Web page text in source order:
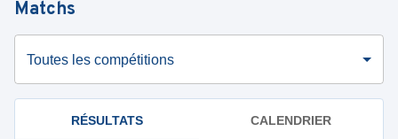
Matchs
Toutes les compétitions
RÉSULTATS CALENDRIER